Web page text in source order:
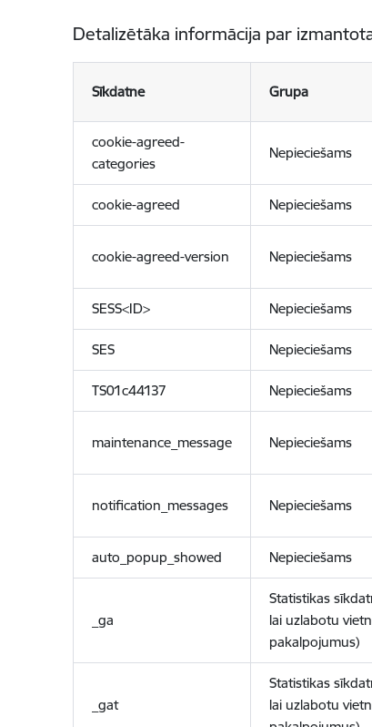
Detalizētāka informācija par
Sīkdatne Grupa
cookie-agreed-
categories
Nepieciešams
cookie-agreed Nepieciešams
cookie-agreed-version Nepieciešams
SESS<ID> Nepieciešams
SES Nepieciešams
TS01c44137 Nepieciešams
maintenance_message Nepieciešams
notification_messages Nepieciešams
auto_popup_showed Nepieciešams
_ga
Statistikas
lai uzlabotu
pakalpojumus)
_gat
Statistikas
lai uzlabotu